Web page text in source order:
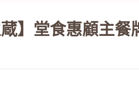
AIRSIDE 奖赏
蔵】堂食惠顧主